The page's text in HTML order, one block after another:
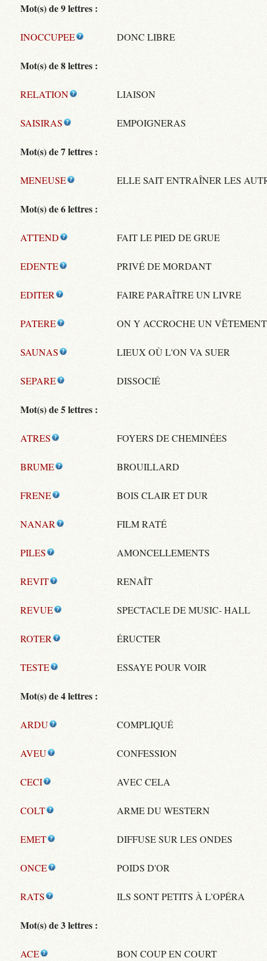
Mot(s) de 9 lettres :
INOCCUPEE DONC LIBRE
Mot(s) de 8 lettres :
RELATION LIAISON
SAISIRAS EMPOIGNERAS
Mot(s) de 7 lettres :
MENEUSE ELLE SAIT ENTRAÎNER LES
Mot(s) de 6 lettres :
ATTEND FAIT LE PIED DE GRUE
EDENTE PRIVÉ DE MORDANT
EDITER FAIRE PARAÎTRE UN LIVRE
PATERE ON Y ACCROCHE UN VÊTEMENT
SAUNAS LIEUX OÙ L'ON VA SUER
SEPARE DISSOCIÉ
Mot(s) de 5 lettres :
ATRES FOYERS DE CHEMINÉES
BRUME BROUILLARD
FRENE BOIS CLAIR ET DUR
NANAR FILM RATÉ
PILES AMONCELLEMENTS
REVIT RENAÎT
REVUE SPECTACLE DE MUSIC- HALL
ROTER ÉRUCTER
TESTE ESSAYE POUR VOIR
Mot(s) de 4 lettres :
ARDU COMPLIQUÉ
AVEU CONFESSION
CECI AVEC CELA
COLT ARME DU WESTERN
EMET DIFFUSE SUR LES ONDES
ONCE POIDS D'OR
RATS ILS SONT PETITS À L'OPÉRA
Mot(s) de 3 lettres :
ACE BON COUP EN COURT